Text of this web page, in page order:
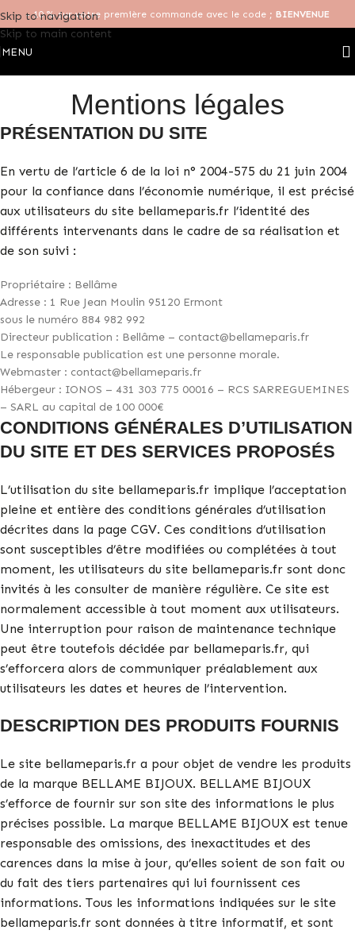
Skip to navigation
Skip to main content
- 10 % sur votre première commande avec le code ; BIENVENUE
MENU
Mentions légales
PRÉSENTATION DU SITE
En vertu de l’article 6 de la loi n° 2004-575 du 21 juin 2004
pour la confiance dans l’économie numérique, il est précisé
aux utilisateurs du site bellameparis.fr l’identité des
différents intervenants dans le cadre de sa réalisation et
de son suivi :
Propriétaire : Bellâme
Adresse : 1 Rue Jean Moulin 95120 Ermont
sous le numéro 884 982 992
Directeur publication : Bellâme – contact@bellameparis.fr
Le responsable publication est une personne morale.
Webmaster : contact@bellameparis.fr
Hébergeur : IONOS – 431 303 775 00016 – RCS SARREGUEMINES
– SARL au capital de 100 000€
CONDITIONS GÉNÉRALES D’UTILISATION
DU SITE ET DES SERVICES PROPOSÉS
L’utilisation du site bellameparis.fr implique l’acceptation
pleine et entière des conditions générales d’utilisation
décrites dans la page CGV. Ces conditions d’utilisation
sont susceptibles d’être modifiées ou complétées à tout
moment, les utilisateurs du site bellameparis.fr sont donc
invités à les consulter de manière régulière. Ce site est
normalement accessible à tout moment aux utilisateurs.
Une interruption pour raison de maintenance technique
peut être toutefois décidée par bellameparis.fr, qui
s’efforcera alors de communiquer préalablement aux
utilisateurs les dates et heures de l’intervention.
DESCRIPTION DES PRODUITS FOURNIS
Le site bellameparis.fr a pour objet de vendre les produits
de la marque BELLAME BIJOUX. BELLAME BIJOUX
s’efforce de fournir sur son site des informations le plus
précises possible. La marque BELLAME BIJOUX est tenue
responsable des omissions, des inexactitudes et des
carences dans la mise à jour, qu’elles soient de son fait ou
du fait des tiers partenaires qui lui fournissent ces
informations. Tous les informations indiquées sur le site
bellameparis.fr sont données à titre informatif, et sont